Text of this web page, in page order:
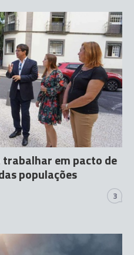
trabalhar em pacto de
populações
3